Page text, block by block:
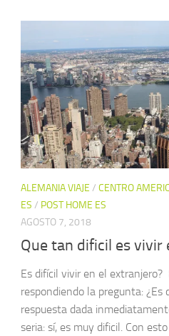
ALEMANIA VIAJE / CENTRO
ES / POST HOME ES
AGOSTO 7, 2018
Que tan dificil es vivir
Es difícil vivir en el extranjero?
respondiendo la pregunta:
respuesta dada
seria: sí, es muy dificil. Con